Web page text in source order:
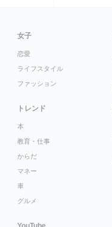
女子
恋愛
ライフスタイル
ファッション
トレンド
本
教育・仕事
からだ
マネー
車
グルメ